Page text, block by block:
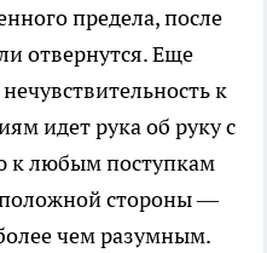
предела, после
отвернутся. Еще
к
идет рука об руку с
к любым поступкам
стороны —
чем разумным.